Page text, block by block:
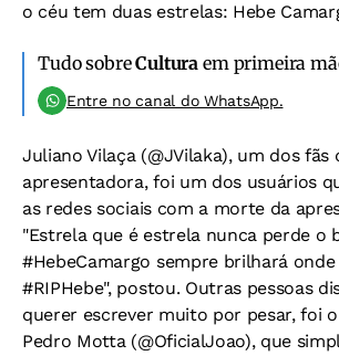
o céu tem duas estrelas: Hebe
Tudo sobreCultura em primeira
Entre no canal do WhatsApp.
Juliano Vilaça (‏@JVilaka), um dos fãs da
apresentadora, foi um dos usuários
as redes sociais com a morte da
"Estrela que é estrela nunca perde o
#HebeCamargo sempre brilhará
#RIPHebe", postou. Outras pessoas
querer escrever muito por pesar, foi
Pedro Motta ‏(@OficialJoao), que simplesmente